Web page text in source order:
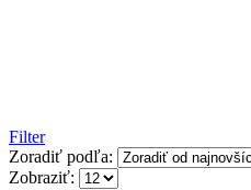
Filter
Zoradiť podľa:
Zobraziť: